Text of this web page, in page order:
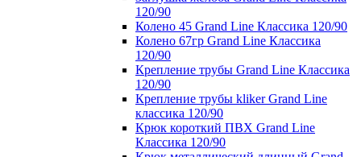
120/90
Колено 45 Grand Line Классика 120/90
Колено 67гр Grand Line Классика
120/90
Крепление трубы Grand Line Классика
120/90
Крепление трубы kliker Grand Line
классика 120/90
Крюк короткий ПВХ Grand Line
Классика 120/90